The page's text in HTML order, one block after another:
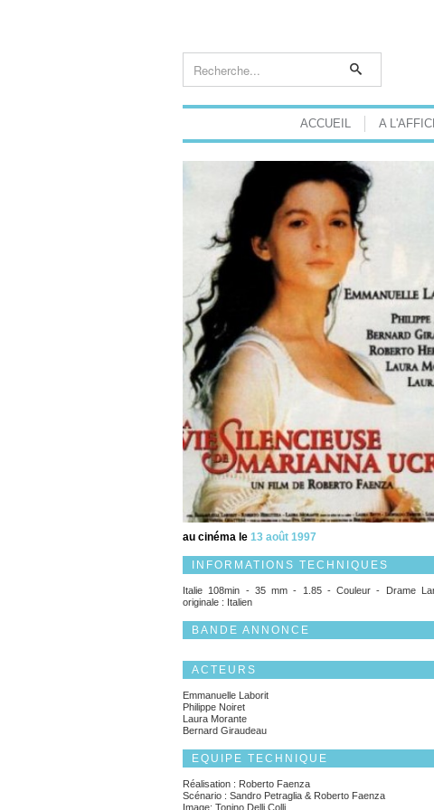
ACCUEIL A
au cinéma le 13 août 1997
INFORMATIONS TECHNIQUES
Italie 108min - 35 mm - 1.85 - Couleur - Drame
originale : Italien
BANDE ANNONCE
ACTEURS
Emmanuelle Laborit
Philippe Noiret
Laura Morante
Bernard Giraudeau
EQUIPE TECHNIQUE
Réalisation : Roberto Faenza
Scénario : Sandro Petraglia & Roberto Faenza
Image: Tonino Delli Colli